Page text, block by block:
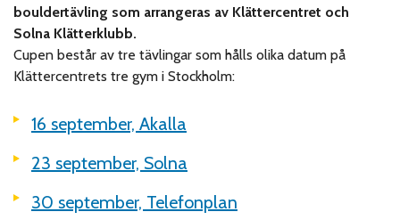
bouldertävling som arrangeras av Klättercentret och
Solna Klätterklubb.
Cupen består av tre tävlingar som hålls olika datum på
Klättercentrets tre gym i Stockholm:
16 september, Akalla
23 september, Solna
30 september, Telefonplan